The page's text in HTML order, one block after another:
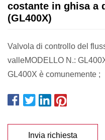
costante in ghisa a
(GL400X)
Valvola di controllo del
valleMODELLO N.:
GL400X è comunemente ;
Invia richiesta